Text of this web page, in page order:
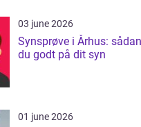
03 june 2026
Synsprøve i Århus:
du godt på dit syn
01 june 2026